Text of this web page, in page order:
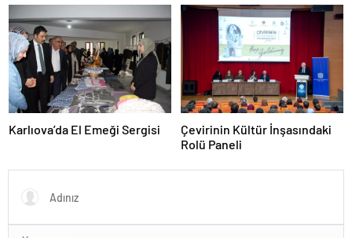
Karlıova’da El Emeği Sergisi
Çevirinin Kültür İnşasındaki
Rolü Paneli